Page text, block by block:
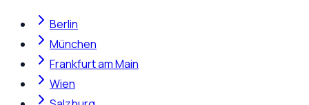
Berlin
München
Frankfurt am Main
Wien